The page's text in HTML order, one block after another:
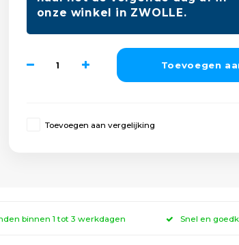
onze winkel in ZWOLLE.
Toevoegen
Toevoegen aan vergelijking
binnen 1 tot 3 werkdagen Snel en